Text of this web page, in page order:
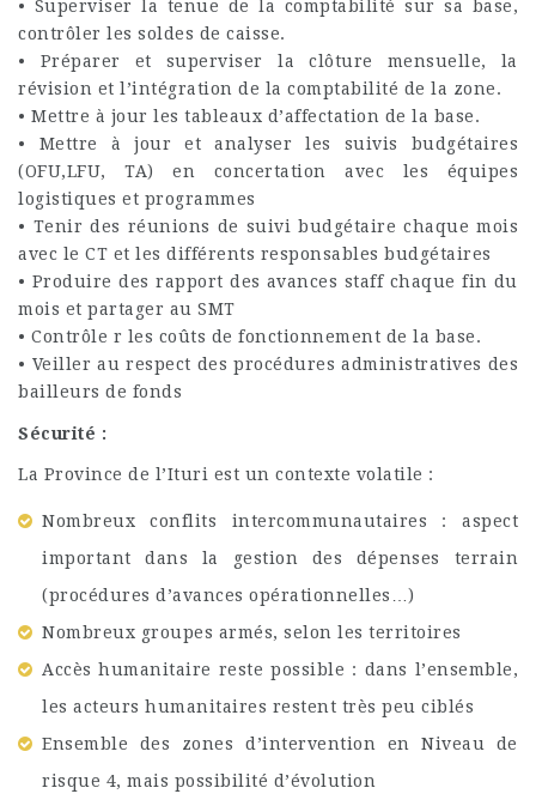
• Superviser la tenue de la comptabilité sur sa base,
contrôler les soldes de caisse.
• Préparer et superviser la clôture mensuelle, la
révision et l’intégration de la comptabilité de la zone.
• Mettre à jour les tableaux d’affectation de la base.
• Mettre à jour et analyser les suivis budgétaires
(OFU,LFU, TA) en concertation avec les équipes
logistiques et programmes
• Tenir des réunions de suivi budgétaire chaque mois
avec le CT et les différents responsables budgétaires
• Produire des rapport des avances staff chaque fin du
mois et partager au SMT
• Contrôle r les coûts de fonctionnement de la base.
• Veiller au respect des procédures administratives des
bailleurs de fonds
Sécurité :
La Province de l’Ituri est un contexte volatile :
Nombreux conflits intercommunautaires : aspect
important dans la gestion des dépenses terrain
(procédures d’avances opérationnelles…)
Nombreux groupes armés, selon les territoires
Accès humanitaire reste possible : dans l’ensemble,
les acteurs humanitaires restent très peu ciblés
Ensemble des zones d’intervention en Niveau de
risque 4, mais possibilité d’évolution